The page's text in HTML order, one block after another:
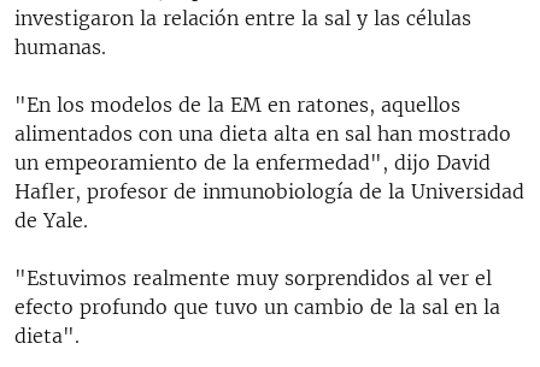
investigaron la relación entre la sal y las células
humanas.
"En los modelos de la EM en ratones, aquellos
alimentados con una dieta alta en sal han mostrado
un empeoramiento de la enfermedad", dijo David
Hafler, profesor de inmunobiología de la Universidad
de Yale.
"Estuvimos realmente muy sorprendidos al ver el
efecto profundo que tuvo un cambio de la sal en la
dieta".